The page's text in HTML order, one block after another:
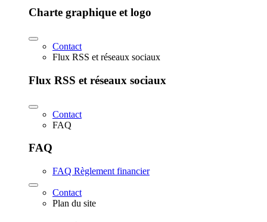
Charte graphique et logo
Contact
Flux RSS et réseaux sociaux
Flux RSS et réseaux sociaux
Contact
FAQ
FAQ
FAQ Règlement financier
Contact
Plan du site